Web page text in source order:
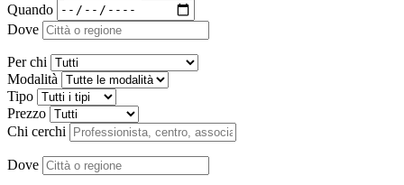
Quando
Dove
Per chi
Modalità
Tipo
Prezzo
Chi cerchi
Dove